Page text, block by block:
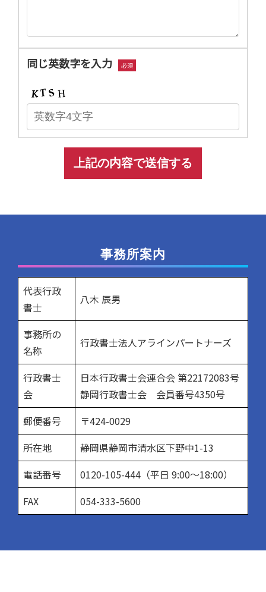
同じ英数字を入力 必須
A
e
n
a
t
v
e
事務所案内
代表行政
書士
八木 辰男
事務所の
名称
行政書士法人アラインパートナーズ
行政書士
会
日本行政書士会連合会 第22172083号
静岡行政書士会 会員番号4350号
郵便番号
〒424-0029
所在地
静岡県静岡市清水区下野中1-13
電話番号
0120-105-444（平日 9:00～18:00）
FAX
054-333-5600